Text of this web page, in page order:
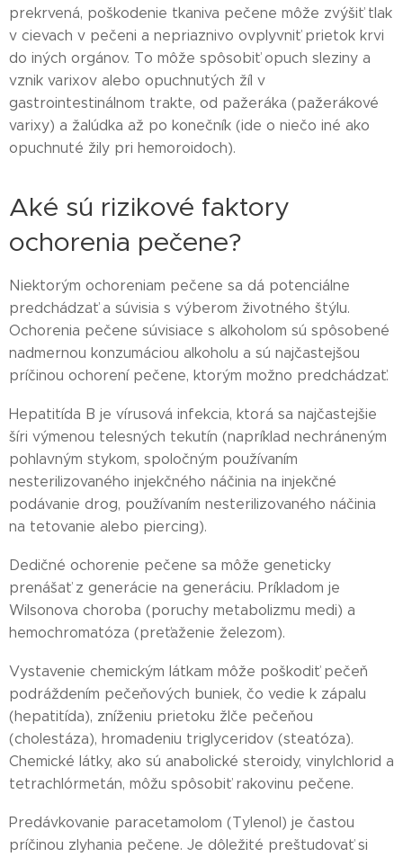
prekrvená, poškodenie tkaniva pečene môže zvýšiť tlak
v cievach v pečeni a nepriaznivo ovplyvniť prietok krvi
do iných orgánov. To môže spôsobiť opuch sleziny a
vznik varixov alebo opuchnutých žíl v
gastrointestinálnom trakte, od pažeráka (pažerákové
varixy) a žalúdka až po konečník (ide o niečo iné ako
opuchnuté žily pri hemoroidoch).
Aké sú rizikové faktory
ochorenia pečene?
Niektorým ochoreniam pečene sa dá potenciálne
predchádzať a súvisia s výberom životného štýlu.
Ochorenia pečene súvisiace s alkoholom sú spôsobené
nadmernou konzumáciou alkoholu a sú najčastejšou
príčinou ochorení pečene, ktorým možno predchádzať.
Hepatitída B je vírusová infekcia, ktorá sa najčastejšie
šíri výmenou telesných tekutín (napríklad nechráneným
pohlavným stykom, spoločným používaním
nesterilizovaného injekčného náčinia na injekčné
podávanie drog, používaním nesterilizovaného náčinia
na tetovanie alebo piercing).
Dedičné ochorenie pečene sa môže geneticky
prenášať z generácie na generáciu. Príkladom je
Wilsonova choroba (poruchy metabolizmu medi) a
hemochromatóza (preťaženie železom).
Vystavenie chemickým látkam môže poškodiť pečeň
podráždením pečeňových buniek, čo vedie k zápalu
(hepatitída), zníženiu prietoku žlče pečeňou
(cholestáza), hromadeniu triglyceridov (steatóza).
Chemické látky, ako sú anabolické steroidy, vinylchlorid a
tetrachlórmetán, môžu spôsobiť rakovinu pečene.
Predávkovanie paracetamolom (Tylenol) je častou
príčinou zlyhania pečene. Je dôležité preštudovať si